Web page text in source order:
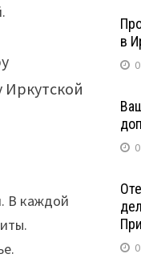
В каждой
в